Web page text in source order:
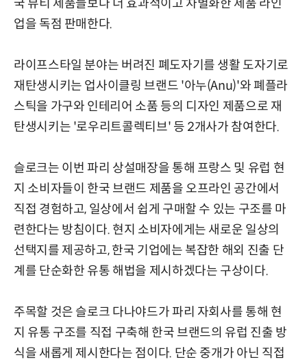
국 뷰티 제품들보다 더 효과적이고 차별화한 제품 라인
업을 독점 판매한다.
라이프스타일 분야는 버려진 폐도자기를 생활 도자기로
재탄생시키는 업사이클링 브랜드 '아누(Anu)'와 폐플라
스틱을 가구와 인테리어 소품 등의 디자인 제품으로 재
탄생시키는 '로우리트콜렉티브' 등 2개사가 참여한다.
슬로크는 이번 파리 상설매장을 통해 프랑스 및 유럽 현
지 소비자들이 한국 브랜드 제품을 오프라인 공간에서
직접 경험하고, 일상에서 쉽게 구매할 수 있는 구조를 마
련한다는 방침이다. 현지 소비자에게는 새로운 일상의
선택지를 제공하고, 한국 기업에는 복잡한 해외 진출 단
계를 단순화한 유통 해법을 제시하겠다는 구상이다.
주목할 것은 슬로크 다나야드가 파리 자회사를 통해 현
지 유통 구조를 직접 구축해 한국 브랜드의 유럽 진출 방
식을 새롭게 제시한다는 점이다. 단순 중개가 아닌 직접